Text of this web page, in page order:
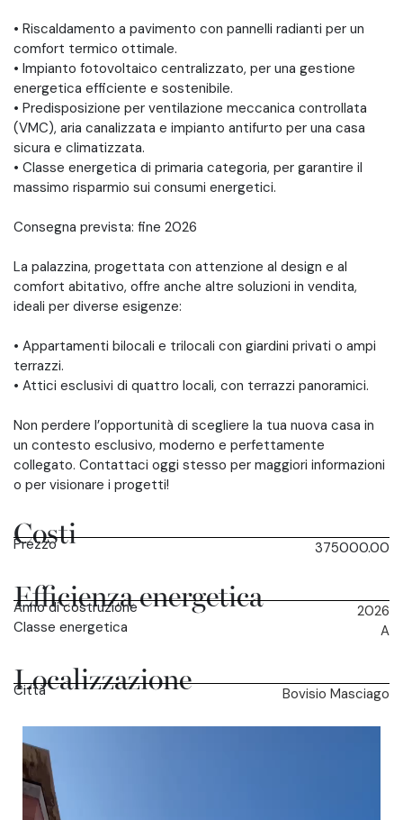
• Riscaldamento a pavimento con pannelli radianti per un
comfort termico ottimale.
• Impianto fotovoltaico centralizzato, per una gestione
energetica efficiente e sostenibile.
• Predisposizione per ventilazione meccanica controllata
(VMC), aria canalizzata e impianto antifurto per una casa
sicura e climatizzata.
• Classe energetica di primaria categoria, per garantire il
massimo risparmio sui consumi energetici.
Consegna prevista: fine 2026
La palazzina, progettata con attenzione al design e al
comfort abitativo, offre anche altre soluzioni in vendita,
ideali per diverse esigenze:
• Appartamenti bilocali e trilocali con giardini privati o ampi
terrazzi.
• Attici esclusivi di quattro locali, con terrazzi panoramici.
Non perdere l’opportunità di scegliere la tua nuova casa in
un contesto esclusivo, moderno e perfettamente
collegato. Contattaci oggi stesso per maggiori informazioni
o per visionare i progetti!
Costi
Prezzo 375000.00
Efficienza energetica
Anno di costruzione
2026
Classe energetica
A
Localizzazione
Città Bovisio Masciago